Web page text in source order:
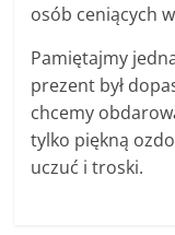
osób ceniących
Pamiętajmy
prezent był
chcemy
tylko piękną
uczuć i troski.